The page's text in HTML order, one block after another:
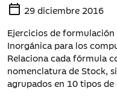
calendar_today 29 diciembre 2016
Ejercicios de
Inorgánica para los
Relaciona cada fórmula
nomenclatura de Stock,
agrupados en 10 tipos